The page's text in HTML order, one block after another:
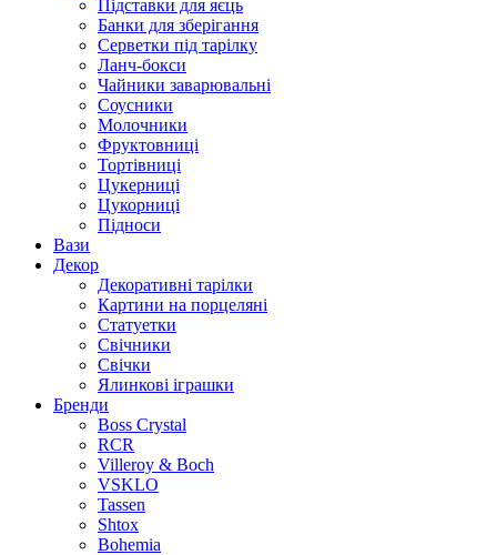
Підставки для яєць
Банки для зберігання
Серветки під тарілку
Ланч-бокси
Чайники заварювальні
Соусники
Молочники
Фруктовниці
Тортівниці
Цукерниці
Цукорниці
Підноси
Вази
Декор
Декоративні тарілки
Картини на порцеляні
Статуетки
Свічники
Свічки
Ялинкові іграшки
Бренди
Boss Crystal
RCR
Villeroy & Boch
VSKLO
Tassen
Shtox
Bohemia